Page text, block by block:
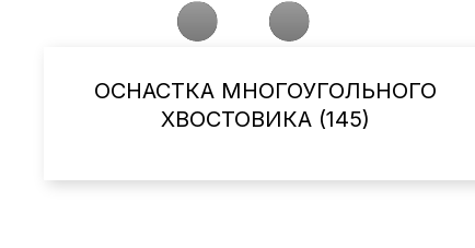
ОСНАСТКА МНОГОУГОЛЬНОГО
ХВОСТОВИКА (145)